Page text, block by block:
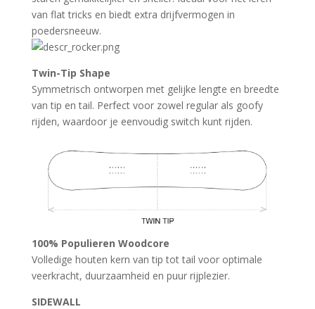
van flat tricks en biedt extra drijfvermogen in
poedersneeuw.
Twin-Tip Shape
Symmetrisch ontworpen met gelijke lengte en breedte
van tip en tail. Perfect voor zowel regular als goofy
rijden, waardoor je eenvoudig switch kunt rijden.
100% Populieren Woodcore
Volledige houten kern van tip tot tail voor optimale
veerkracht, duurzaamheid en puur rijplezier.
SIDEWALL